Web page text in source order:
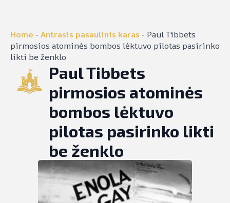
Home - Antrasis pasaulinis karas - Paul Tibbets
pirmosios atominės bombos lėktuvo pilotas pasirinko
likti be ženklo
Paul Tibbets
pirmosios atominės
bombos lėktuvo
pilotas pasirinko likti
be ženklo